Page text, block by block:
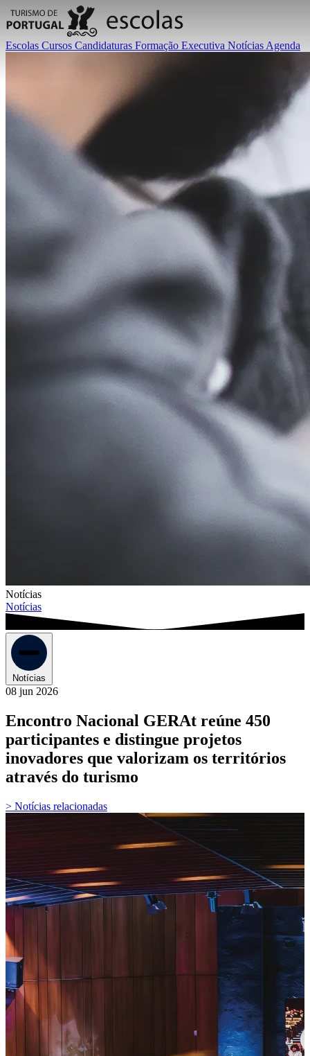
Escolas Cursos Candidaturas Formação Executiva Notícias Agenda
Notícias
Notícias
Notícias
08 jun 2026
Encontro Nacional GERAt reúne 450
participantes e distingue projetos
inovadores que valorizam os territórios
através do turismo
> Notícias relacionadas